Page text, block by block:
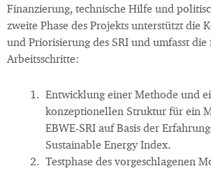
Finanzierung, technische Hilfe und
zweite Phase des Projekts unterstützt die
und Priorisierung des SRI und umfasst
Arbeitsschritte:
Entwicklung einer Methode und
konzeptionellen Struktur für ein
EBWE-SRI auf Basis der
Sustainable Energy Index.
Testphase des vorgeschlagenen